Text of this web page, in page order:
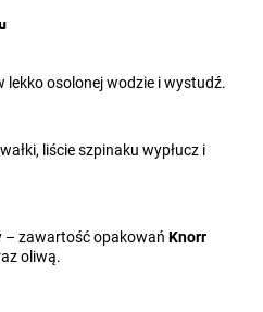
lekko osolonej wodzie i wystudź.
liście szpinaku wypłucz i
– zawartość opakowań Knorr
oliwą.